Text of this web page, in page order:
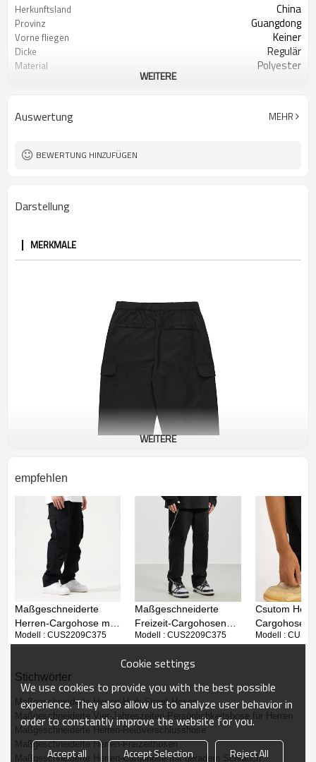
Herkunftsland China
Provinz Guangdong
Vorne fliegen Keiner
Dicke Regulär
Material Polyester
Farbe Schwarz
WEITERE
Auswertung MEHR
BEWERTUNG HINZUFÜGEN
Darstellung
MERKMALE
Maßgeschneiderte Herren-High-Street-
Hosen
leicht und schnell trocknend, durchgehend bequem,
ausgezeichneter Tragekomfort und ich liebe das Erlebnis
【Multifunktionstaschen】 Diese Cargohose für Herren verfügt über
weitere Funktionstaschen, darunter 2 tiefe Seitentaschen.
WEITERE
empfehlen
Maßgeschneiderte
Herren-Cargohose mit
mehreren Taschen|
Wasserdichte
Cargohosen im
Großhandel
Modell : CUS2209C375
Maßgeschneiderte
Freizeit-Cargohosen
für Herren|
Baumwoll-Cargohose|
Großhandel
Modell : CUS2209C375
Csutom
Cargohose
seitlichem
Hose mit
und
Modell :
Stichwörter
Maßgeschneiderte Herren-High-Street-Hosen
Maßgeschneiderte Vier-Jahreszeiten-Persönlichkeitshose für Herren
Maßgeschneiderte Herren-Reißverschlusshose
Maßgeschneiderte Herren-Freizeithosen
Maßgeschneiderte Herren-Cargohose mit geradem Schlauch
Cookie settings
We use cookies to provide you with the best possible
experience. They also allow us to analyze user behavior in
order to constantly improve the website for you.
Accept all Accept Selection Reject All